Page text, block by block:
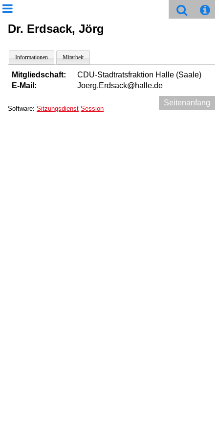
Dr. Erdsack, Jörg
Informationen Mitarbeit
Mitgliedschaft:
CDU-Stadtratsfraktion Halle (Saale)
E-Mail:
Joerg.Erdsack@halle.de
Seitenanfang
Software: Sitzungsdienst Session